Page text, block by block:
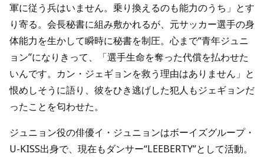
軍に従う兵はいません。乗り換えるのも能力のうち」とす
り寄る。会長秘書に組み敷かれるが、元サッカー選手の身
体能力を生かして瞬時に秘書を制圧。心まで“青年ジュニ
ョン”になりきって、「選手生命を奪った代償を払わせた
いんです。カン・ジェギョンを救う理由はありません」と
恨めしそうに語り、彼をひき逃げした犯人もジェギョンだ
ったことを匂わせた。
ジュニョン役の俳優イ・ジュニョンはボーイズグループ・
U-KISS出身で、現在もダンサー“LEEBERTY”として活動。